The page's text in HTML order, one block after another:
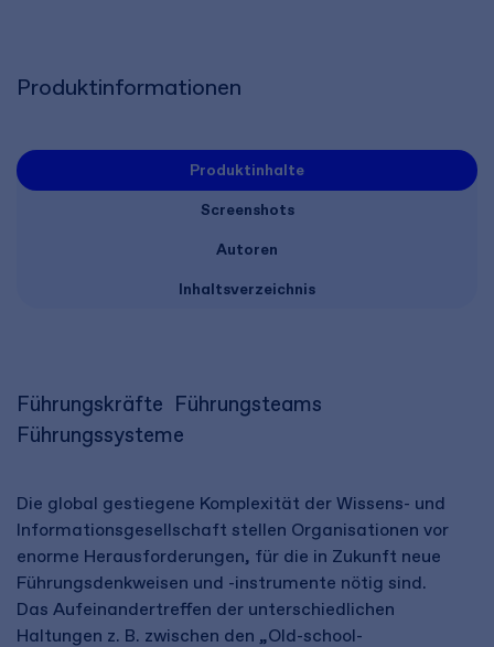
Produktinformationen
Produktinhalte
Screenshots
Autoren
Inhaltsverzeichnis
Führungskräfte  Führungsteams 
Führungssysteme
Die global gestiegene Komplexität der Wissens- und
Informationsgesellschaft stellen Organisationen vor
enorme Herausforderungen, für die in Zukunft neue
Führungsdenkweisen und -instrumente nötig sind.
Das Aufeinandertreffen der unterschiedlichen
Haltungen z. B. zwischen den „Old-school-